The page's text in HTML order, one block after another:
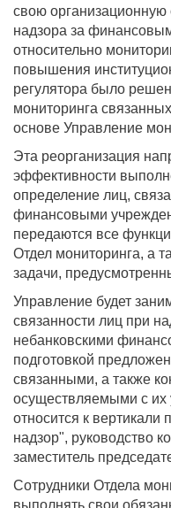
свою организационную
надзора за
относительно
повышения
регулятора было
мониторинга
основе Управление
Эта реорганизация
эффективности
определение лиц,
финансовыми
передаются все
Отдел мониторинга, а
задачи,
Управление будет
связанности лиц при
небанковскими
подготовкой
связанными, а также
осуществляемыми с их
относится к
надзор", руководство
заместитель
Сотрудники Отдела
выполнять свои